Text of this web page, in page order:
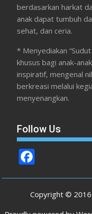
berdasarkan harkat
anak dapat tumbuh
sehat, dan ceria.
* Menyediakan
khusus bagi anak-
inspiratif, mengenal
berkreasi melalui
menyenangkan.
Follow Us
ac
e
b
Copyright © 2016